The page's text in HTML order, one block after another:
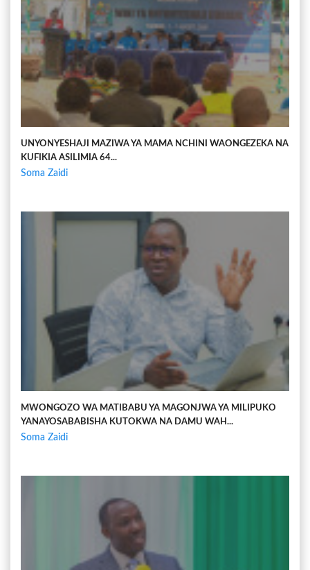
UNYONYESHAJI MAZIWA YA MAMA NCHINI WAONGEZEKA NA
KUFIKIA ASILIMIA 64...
Soma Zaidi
MWONGOZO WA MATIBABU YA MAGONJWA YA MILIPUKO
YANAYOSABABISHA KUTOKWA NA DAMU WAH...
Soma Zaidi